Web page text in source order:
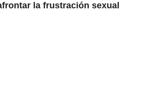
la frustración sexual